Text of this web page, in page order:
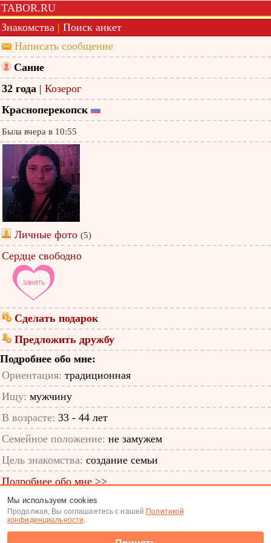
TABOR.RU
Знакомства | Поиск анкет
Написать сообщение
Сание
32 года | Козерог
Красноперекопск
Была вчера в 10:55
Личные фото (5)
Сердце свободно
Сделать подарок
Предложить дружбу
Подробнее обо мне:
Ориентация: традиционная
Ищу: мужчину
В возрасте: 33 - 44 лет
Семейное положение: не замужем
Цель знакомства: создание семьи
Подробнее обо мне >>
ID анкеты: 65197290
Знакомства|Поиск анкет
Мы используем cookies
Продолжая, Вы соглашаетесь с нашей Политикой
конфиденциальности.